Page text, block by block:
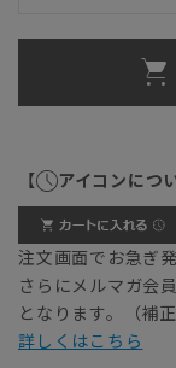
【 アイコンにつ
注文画面でお急ぎ
さらにメルマガ会
となります。（補
詳しくはこちら